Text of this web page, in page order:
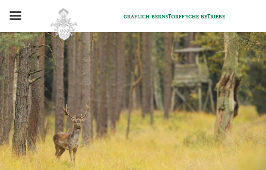
STARTSEITE
KONTAKT
FORST/WALDWIRTSCHAFT
VERKAUF
FORSTDIENSTLEISTUNGEN
RUHEFORST
NATURNAHE
Gräflich Bernstorff’sche Betriebe